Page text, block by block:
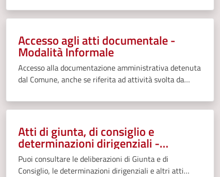
servizi.
Accesso agli atti documentale -
Modalità Informale
Accesso alla documentazione amministrativa detenuta
dal Comune, anche se riferita ad attività svolta da
servizi.
Atti di giunta, di consiglio e
determinazioni dirigenziali -
Consultazione e/o richiesta
Puoi consultare le deliberazioni di Giunta e di
Consiglio, le determinazioni dirigenziali e altri atti